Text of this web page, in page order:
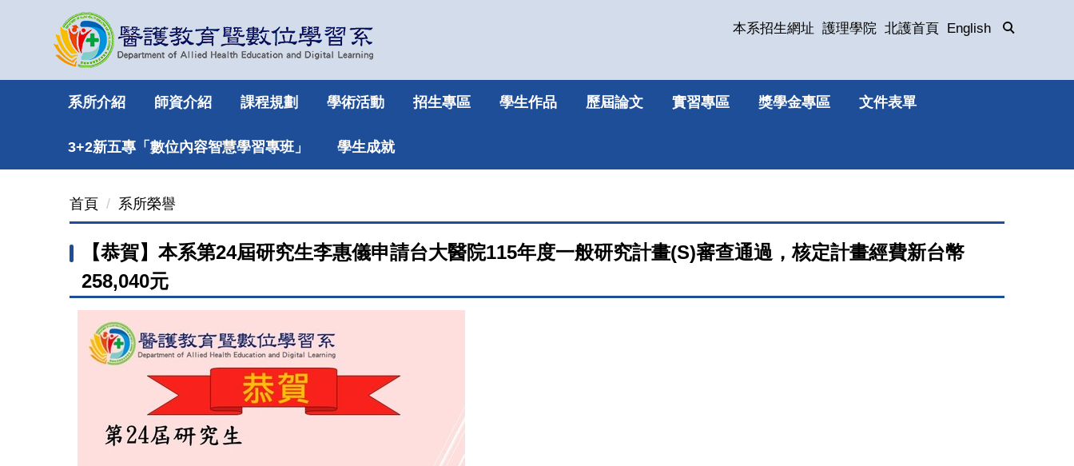
要
系所介紹 師資介紹 課程規劃 學術活動 招生專區 學生作品 歷屆論文 實習專區 獎學金專區 文件表單
3+2新五專「數位內容智慧學習專班」 學生成就
本系招生網址 護理學院 北護首頁 English
首頁 系所榮譽
【恭賀】本系第24屆研究生李惠儀申請台大醫院115年度一般研究計畫(S)審查通過，核定計畫經費新台幣
258,040元